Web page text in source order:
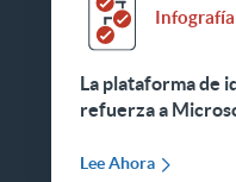
Infografía
La plataforma de
refuerza a
Lee Ahora